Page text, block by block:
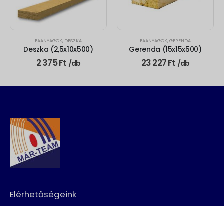
FAANYAGOK, DESZKA
Deszka (2,5x10x500)
2 375Ft /db
FAANYAGOK, GERENDA
Gerenda (15x15x500)
23 227Ft /db
Elérhetőségeink